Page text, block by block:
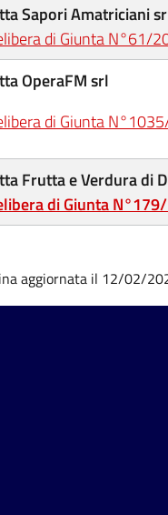
Sapori Amatriciani
di Giunta N°61/
OperaFM srl
di Giunta
Frutta e Verdura di
di Giunta
aggiornata il 12/02/